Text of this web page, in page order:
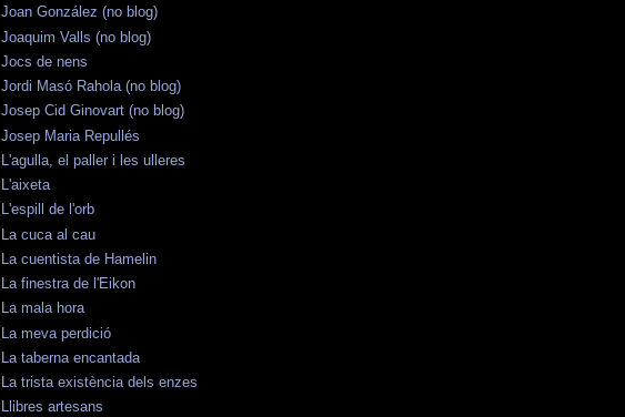
Joan González (no blog)
Joaquim Valls (no blog)
Jocs de nens
Jordi Masó Rahola (no blog)
Josep Cid Ginovart (no blog)
Josep Maria Repullés
L'agulla, el paller i les ulleres
L'aixeta
L'espill de l'orb
La cuca al cau
La cuentista de Hamelin
La finestra de l'Eikon
La mala hora
La meva perdició
La taberna encantada
La trista existència dels enzes
Llibres artesans